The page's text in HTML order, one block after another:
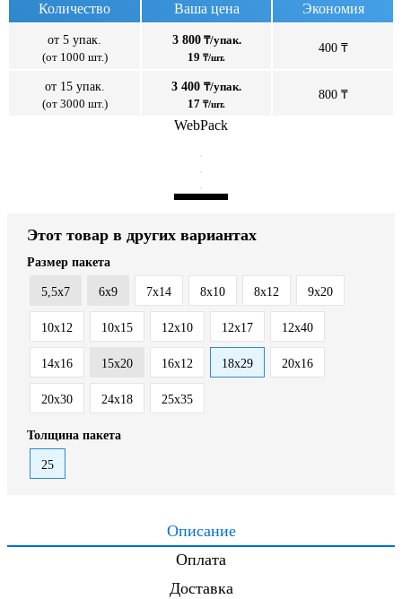
Количество Ваша цена Экономия
от 5 упак.
(от 1000 шт.)
3 800₸/упак.
19 ₸/шт.
400 ₸
от 15 упак.
(от 3000 шт.)
3 400 ₸/упак.
17 ₸/шт.
800 ₸
WebPack
Этот товар в других вариантах
Размер пакета
5,5x7 6x9 7x14 8x10 8x12 9x20
10x12 10x15 12x10 12x17 12x40
14x16 15x20 16x12 18x29 20x16
20x30 24x18 25x35
Толщина пакета
25
Описание
Оплата
Доставка